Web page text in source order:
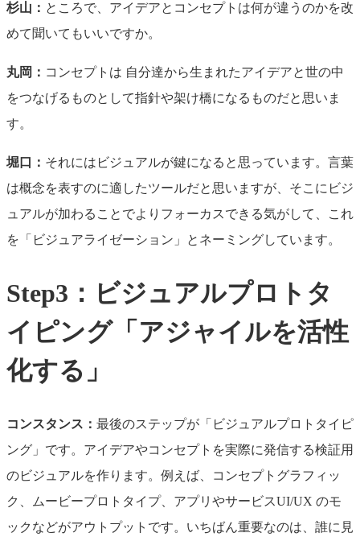
杉山： ところで、アイデアとコンセプトは何が違うのかを改
めて聞いてもいいですか。
丸岡： コンセプトは 自分達から生まれたアイデアと世の中
をつなげるものとして指針や架け橋になるものだと思いま
す。
堀口： それにはビジュアルが鍵になると思っています。言葉
は概念を表すのに適したツールだと思いますが、そこにビジ
ュアルが加わることでよりフォーカスできる気がして、これ
を「ビジュアライゼーション」とネーミングしています。
Step3：ビジュアルプロトタ
イピング「アジャイルを活性
化する」
コンスタンス： 最後のステップが「ビジュアルプロトタイピ
ング」です。アイデアやコンセプトを実際に発信する検証用
のビジュアルを作ります。例えば、コンセプトグラフィッ
ク、ムービープロトタイプ、アプリやサービスUI/UX のモ
ックなどがアウトプットです。いちばん重要なのは、誰に見